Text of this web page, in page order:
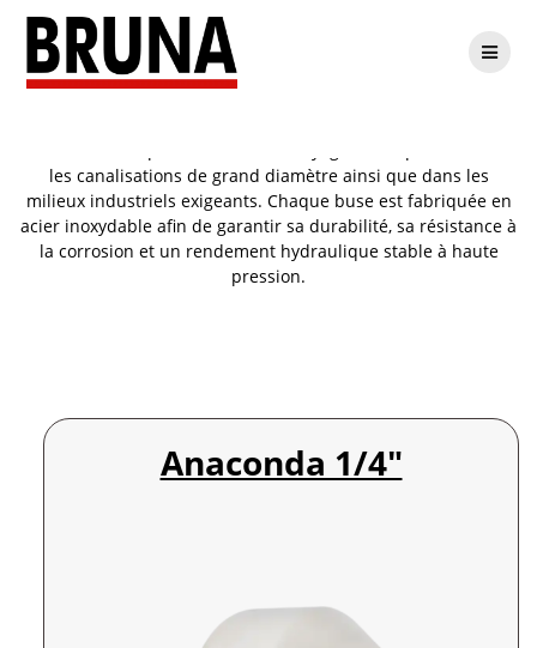
Buses 1/4″
les canalisations de grand diamètre ainsi que dans les
milieux industriels exigeants. Chaque buse est fabriquée en
acier inoxydable afin de garantir sa durabilité, sa résistance à
la corrosion et un rendement hydraulique stable à haute
pression.
Anaconda 1/4″